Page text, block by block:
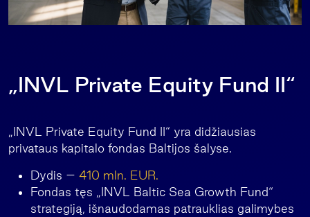
„INVL Private Equity Fund II“
„INVL Private Equity Fund II“ yra didžiausias
privataus kapitalo fondas Baltijos šalyse.
Dydis – 410 mln. EUR.
Fondas tęs „INVL Baltic Sea Growth Fund“
strategiją, išnaudodamas patrauklias galimybes